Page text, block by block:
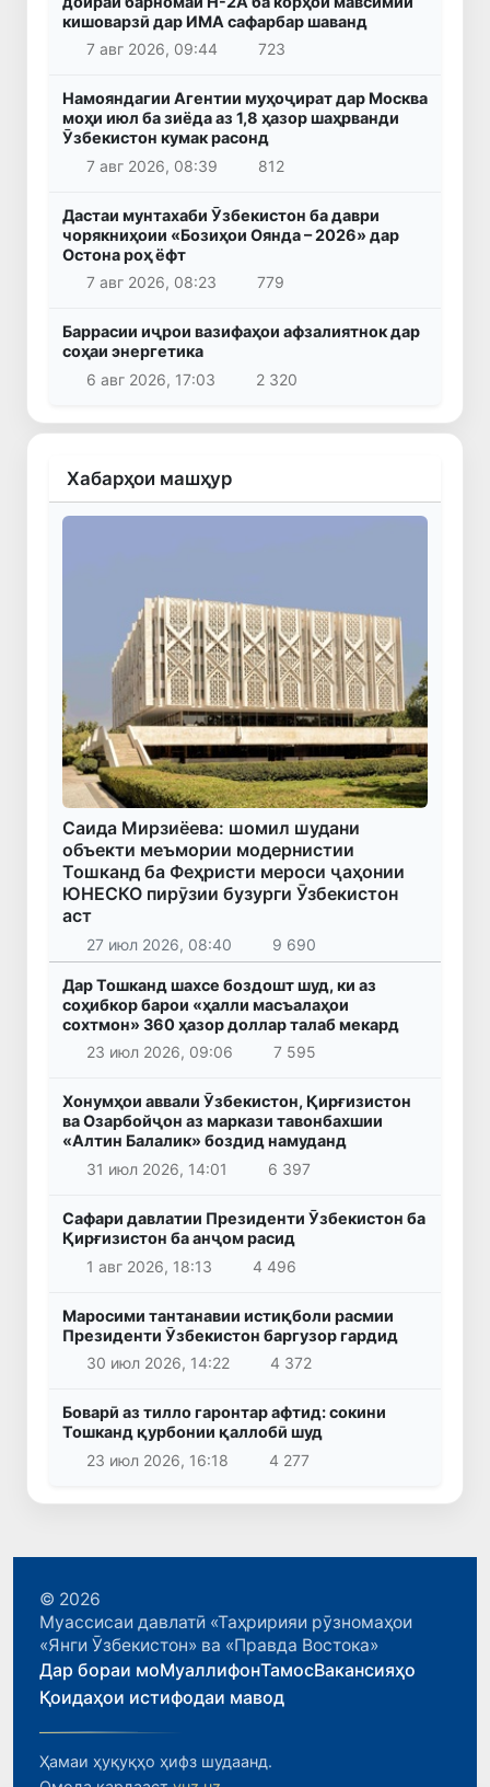
кишоварзӣ дар ИМА сафарбар шаванд
7 авг 2026, 09:44
723
Намояндагии Агентии муҳоҷират дар Москва
моҳи июл ба зиёда аз 1,8 ҳазор шаҳрванди
Ӯзбекистон кумак расонд
7 авг 2026, 08:39
812
Дастаи мунтахаби Ӯзбекистон ба даври
чорякниҳоии «Бозиҳои Оянда – 2026» дар
Остона роҳ ёфт
7 авг 2026, 08:23
779
Баррасии иҷрои вазифаҳои афзалиятнок дар
соҳаи энергетика
6 авг 2026, 17:03
2 320
Хабарҳои машҳур
Саида Мирзиёева: шомил шудани
объекти меъмории модернистии
Тошканд ба Феҳристи мероси ҷаҳонии
ЮНЕСКО пирӯзии бузурги Ӯзбекистон
аст
27 июл 2026, 08:40 9 690
Дар Тошканд шахсе боздошт шуд, ки аз
соҳибкор барои «ҳалли масъалаҳои
сохтмон» 360 ҳазор доллар талаб мекард
23 июл 2026, 09:06
7 595
Хонумҳои аввали Ӯзбекистон, Қирғизистон
ва Озарбойҷон аз маркази тавонбахшии
«Алтин Балалик» боздид намуданд
31 июл 2026, 14:01
6 397
Сафари давлатии Президенти Ӯзбекистон ба
Қирғизистон ба анҷом расид
1 авг 2026, 18:13
4 496
Маросими тантанавии истиқболи расмии
Президенти Ӯзбекистон баргузор гардид
30 июл 2026, 14:22
4 372
Боварӣ аз тилло гаронтар афтид: сокини
Тошканд қурбонии қаллобӣ шуд
23 июл 2026, 16:18
4 277
© 2026
Муассисаи давлатӣ «Таҳририяи рӯзномаҳои
«Янги Ӯзбекистон» ва «Правда Востока»
Дар бораи моМуаллифонТамосВакансияҳо
Қоидаҳои истифодаи мавод
Ҳамаи ҳуқуқҳо ҳифз шудаанд.